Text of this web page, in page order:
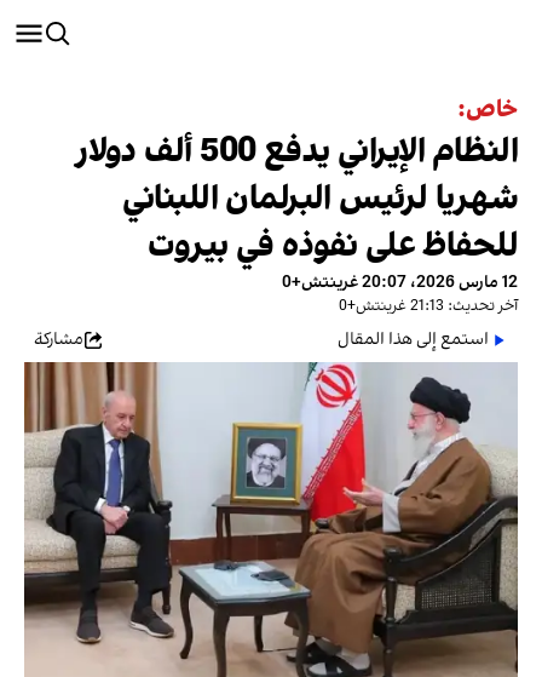
خاص:
النظام الإيراني يدفع 500 ألف دولار
شهريا لرئيس البرلمان اللبناني
للحفاظ على نفوذه في بيروت
12 مارس 2026، 20:07 غرينتش+0
آخر تحديث: 21:13 غرينتش+0
استمع إلى هذا المقال مشاركة